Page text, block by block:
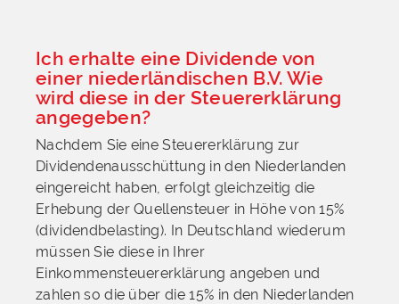
Ich erhalte eine Dividende von
einer niederländischen B.V. Wie
wird diese in der Steuererklärung
angegeben?
Nachdem Sie eine Steuererklärung zur
Dividendenausschüttung in den Niederlanden
eingereicht haben, erfolgt gleichzeitig die
Erhebung der Quellensteuer in Höhe von 15%
(dividendbelasting). In Deutschland wiederum
müssen Sie diese in Ihrer
Einkommensteuererklärung angeben und
zahlen so die über die 15% in den Niederlanden